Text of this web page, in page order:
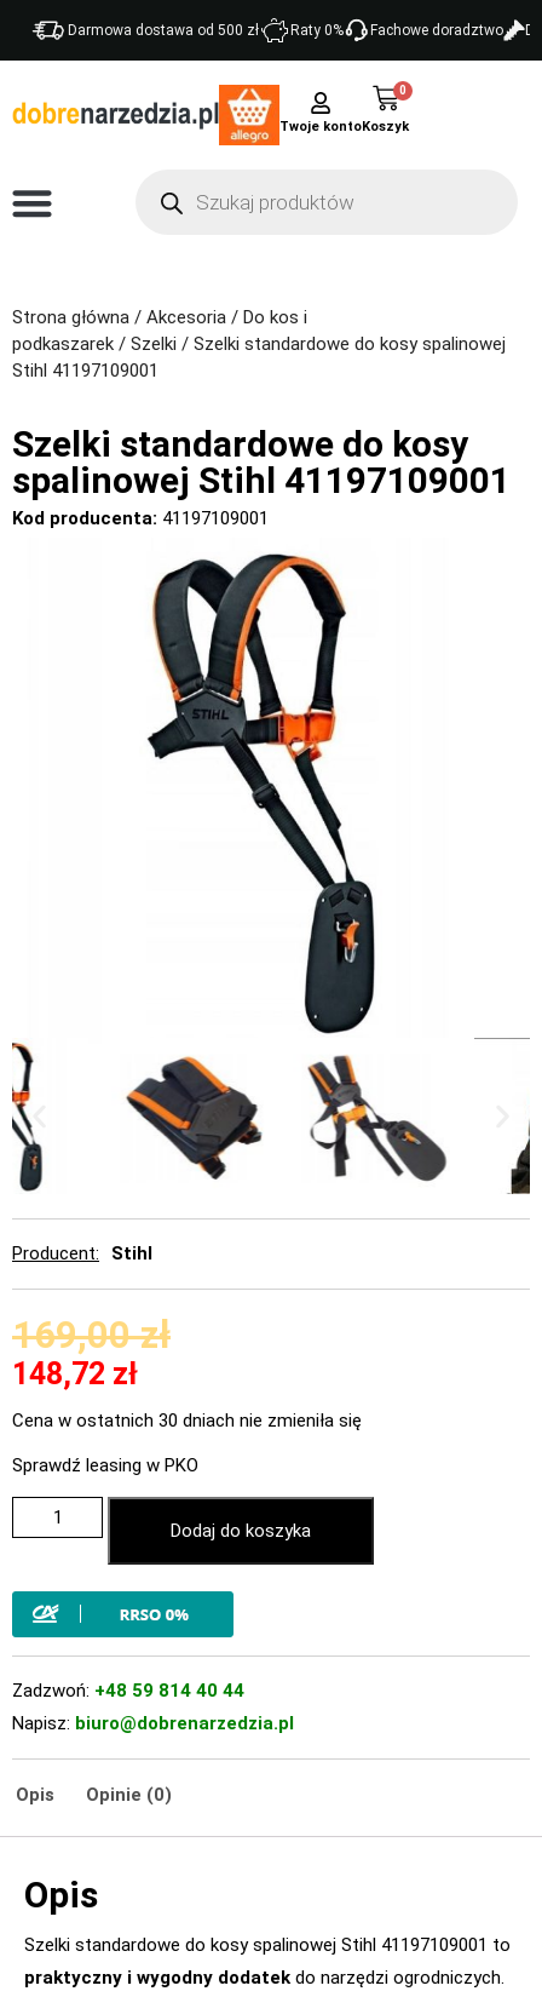
Darmowa dostawa od 500 zł Raty 0% Fachowe doradztwo
Twoje konto
0
Strona główna / Akcesoria / Do kos i
podkaszarek / Szelki / Szelki standardowe do kosy spalinowej
Stihl 41197109001
Szelki standardowe do kosy
spalinowej Stihl 41197109001
Kod producenta: 41197109001
Producent Stihl
169,00zł
148,72 zł
Cena w ostatnich 30 dniach nie zmieniła się
Sprawdź leasing w PKO
Dodaj do koszyka
Zadzwoń: +48 59 814 40 44
Napisz: biuro@dobrenarzedzia.pl
Opis Opinie (0)
Opis
Szelki standardowe do kosy spalinowej Stihl 41197109001 to
praktyczny i wygodny dodatek do narzędzi ogrodniczych.